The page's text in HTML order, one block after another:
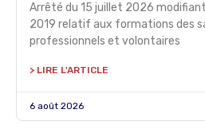
Arrêté du 15 juillet 2026
2019 relatif aux formations des
professionnels et volontaires
> LIRE L'ARTICLE
6 août 2026